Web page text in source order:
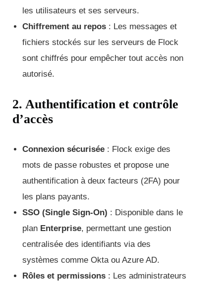
les utilisateurs et ses serveurs.
Chiffrement au repos : Les messages et
fichiers stockés sur les serveurs de Flock
sont chiffrés pour empêcher tout accès non
autorisé.
2. Authentification et contrôle
d’accès
Connexion sécurisée : Flock exige des
mots de passe robustes et propose une
authentification à deux facteurs (2FA) pour
les plans payants.
SSO (Single Sign-On) : Disponible dans le
plan Enterprise, permettant une gestion
centralisée des identifiants via des
systèmes comme Okta ou Azure AD.
Rôles et permissions : Les administrateurs